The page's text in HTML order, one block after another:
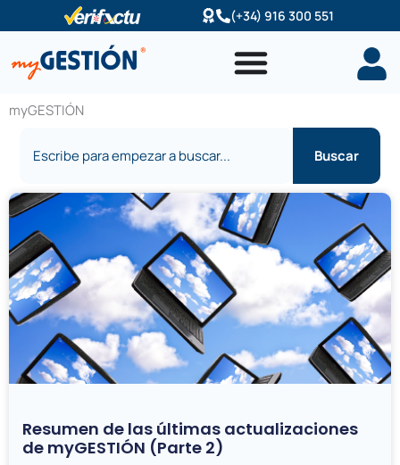
al
contenido
(+34) 916 300 551
myGESTIÓN
Buscar
Resumen de las últimas actualizaciones
de myGESTIÓN (Parte 2)
Página Página
Página
Página